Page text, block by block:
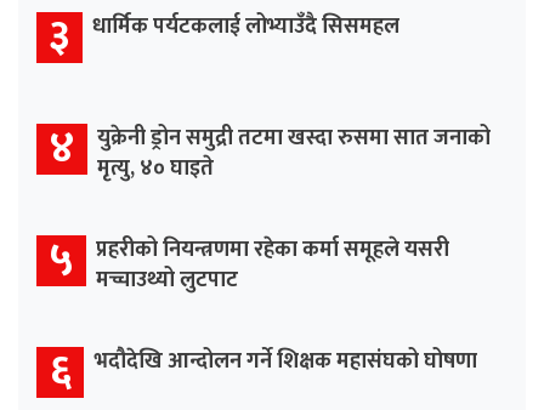
३ धार्मिक पर्यटकलाई लोभ्याउँदै सिसमहल
४
युक्रेनी ड्रोन समुद्री तटमा खस्दा रुसमा सात जनाको
मृत्यु, ४० घाइते
५
प्रहरीको नियन्त्रणमा रहेका कर्मा समूहले यसरी
मच्चाउथ्यो लुटपाट
६ भदौदेखि आन्दोलन गर्ने शिक्षक महासंघको घोषणा